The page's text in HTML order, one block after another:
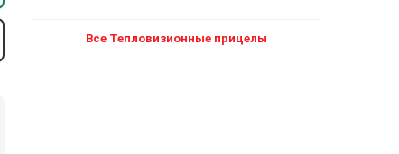
Все Тепловизионные прицелы